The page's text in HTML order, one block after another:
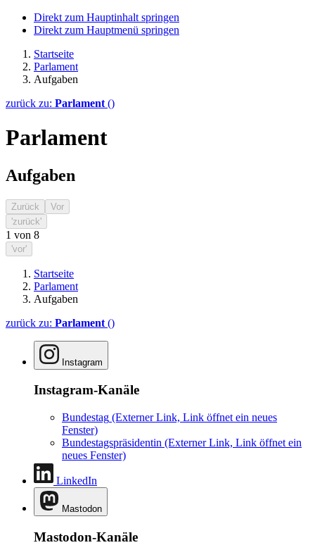
Direkt zum Hauptinhalt springen
Direkt zum Hauptmenü springen
Startseite
Parlament
Aufgaben
zurück zu: Parlament ()
Parlament
Aufgaben
Zurück
Vor
'zurück'
1 von 8
'vor'
Startseite
Parlament
Aufgaben
zurück zu: Parlament ()
Instagram
Instagram-Kanäle
Bundestag (Externer Link, Link öffnet ein neues
Fenster)
Bundestagspräsidentin (Externer Link, Link öffnet ein
neues Fenster)
LinkedIn
Mastodon
Mastodon-Kanäle